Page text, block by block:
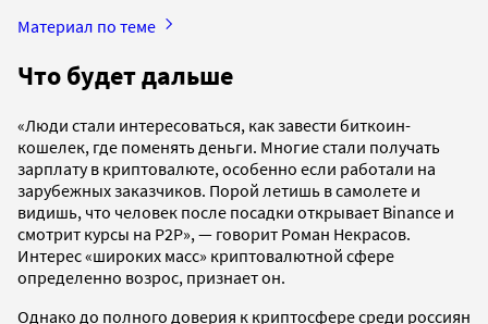
Материал по теме
Что будет дальше
«Люди стали интересоваться, как завести биткоин-
кошелек, где поменять деньги. Многие стали получать
зарплату в криптовалюте, особенно если работали на
зарубежных заказчиков. Порой летишь в самолете и
видишь, что человек после посадки открывает Binance и
смотрит курсы на P2P», — говорит Роман Некрасов.
Интерес «широких масс» криптовалютной сфере
определенно возрос, признает он.
Однако до полного доверия к криптосфере среди россиян